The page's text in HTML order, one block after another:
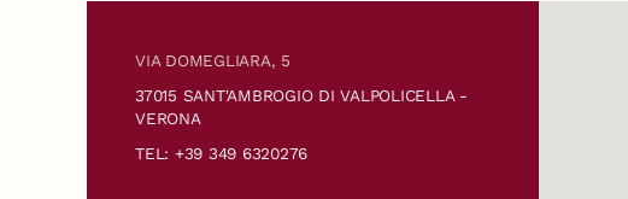
VIA DOMEGLIARA, 5
37015 SANT'AMBROGIO DI VALPOLICELLA -
VERONA
TEL: +39 349 6320276